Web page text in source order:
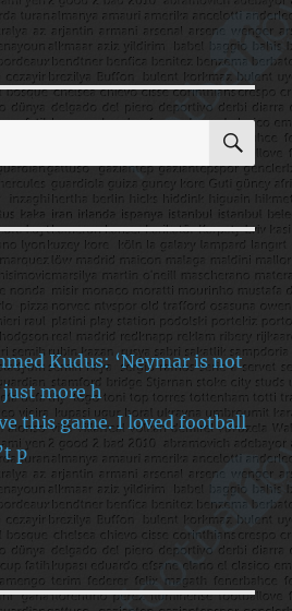
Kudus: ‘Neymar is not
more h
this game. I loved football
p